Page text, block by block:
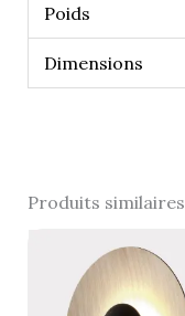
Poids
Dimensions
Produits similaires